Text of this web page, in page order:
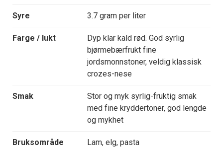
Syre 3.7 gram per liter
Farge / lukt
Dyp klar kald rød. God syrlig
bjørmebærfrukt fine
jordsmonnstoner, veldig klassisk
crozes-nese
Smak
Stor og myk syrlig-fruktig smak
med fine kryddertoner, god lengde
og mykhet
Bruksområde Lam, elg, pasta